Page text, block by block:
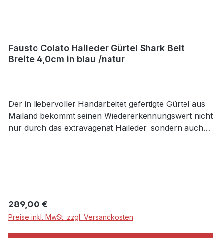
Fausto Colato Haileder Gürtel Shark Belt
Breite 4,0cm in blau /natur
Der in liebervoller Handarbeitet gefertigte Gürtel aus
Mailand bekommt seinen Wiedererkennungswert nicht
nur durch das extravagenat Haileder, sondern auch
cm • Gürtelschlaufe aus strapazierfähigem Shark-
Leder • Designer-Farbbezeichnung: blue •
Handgefertigt in Italien
Regulärer Preis:
289,00 €
Preise inkl. MwSt. zzgl. Versandkosten